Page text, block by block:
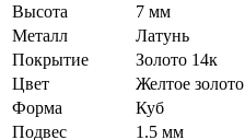
Высота
7 мм
Металл
Латунь
Покрытие
Золото 14к
Цвет
Желтое золото
Форма
Куб
Подвес
1.5 мм